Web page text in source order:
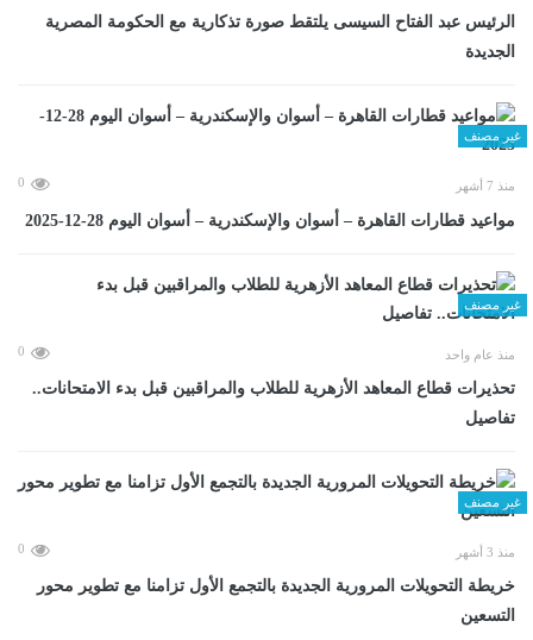
الرئيس عبد الفتاح السيسى يلتقط صورة تذكارية مع الحكومة المصرية
الجديدة
غير مصنف
منذ 7 أشهر 0
مواعيد قطارات القاهرة – أسوان والإسكندرية – أسوان اليوم 28-12-2025
غير مصنف
منذ عام واحد 0
تحذيرات قطاع المعاهد الأزهرية للطلاب والمراقبين قبل بدء الامتحانات..
تفاصيل
غير مصنف
منذ 3 أشهر 0
خريطة التحويلات المرورية الجديدة بالتجمع الأول تزامنا مع تطوير محور
التسعين